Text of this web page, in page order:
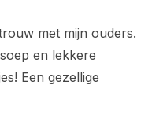
met mijn ouders.
en lekkere
Een gezellige